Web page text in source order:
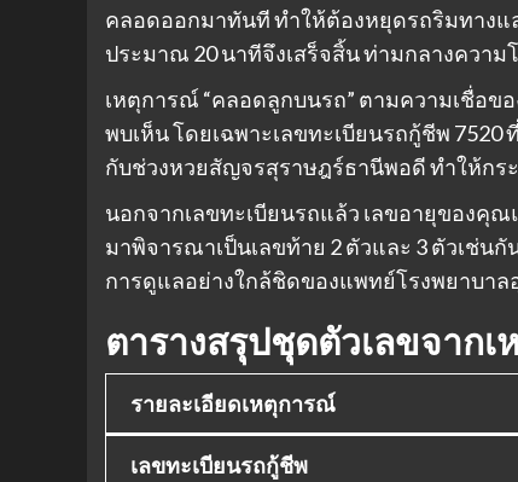
คลอดออกมาทันที ทำให้ต้องหยุดรถริมทาง
ประมาณ 20 นาทีจึงเสร็จสิ้น ท่ามกลางควา
เหตุการณ์ “คลอดลูกบนรถ” ตามความเชื่อ
พบเห็น โดยเฉพาะเลขทะเบียนรถกู้ชีพ 7520
กับช่วงหวยสัญจรสุราษฎร์ธานีพอดี ทำให้กร
นอกจากเลขทะเบียนรถแล้ว เลขอายุของคุ
มาพิจารณาเป็นเลขท้าย 2 ตัวและ 3 ตัวเช่
การดูแลอย่างใกล้ชิดของแพทย์โรงพยาบาล
ตารางสรุปชุดตัวเลขจาก
รายละเอียดเหตุการณ์
เลขทะเบียนรถกู้ชีพ